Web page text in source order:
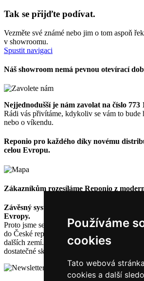
Používáme
cookies
Tato webová
cookies a další
Tak se přijďte podívat.
Vezměte své známé nebo jim o tom aspoň
v showroomu.
Spustit navigaci
Náš showroom nemá pevnou otevírací
Nejjednodušší je nám zavolat na číslo 773
Rádi vás přivítáme, kdykoliv se vám to bude
nebo o víkendu.
Reponio pro každého díky novému
celou Evropu.
Zákazníkům rozesíláme Reponio z
Závěsný systém Reponio využívají
Evropy.
Proto jsme se přestěhovali do skladu, ze
do České republiky, Slovenska, Polska,
dalších zemí. Důležité je, že máme pro
dostatečné skladové zásoby.